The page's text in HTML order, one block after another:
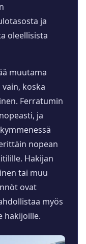
ja
oleellisista
muutama
koska
Ferratumin
ja
nopean
Hakijan
tai muu
ovat
myös
hakijoille.